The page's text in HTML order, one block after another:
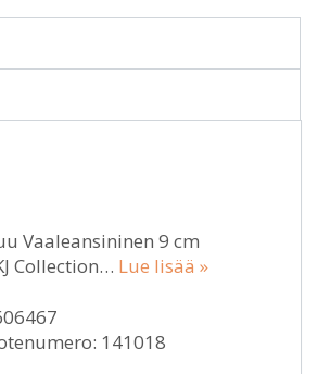
Vaaleansininen 9 cm
Collection… Lue lisää »
141018